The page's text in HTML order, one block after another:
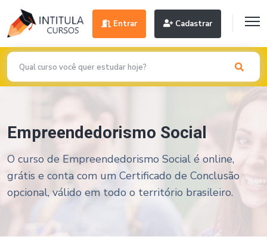
Entrar Cadastrar
Empreendedorismo Social
O curso de Empreendedorismo Social é online,
grátis e conta com um Certificado de Conclusão
opcional, válido em todo o território brasileiro.